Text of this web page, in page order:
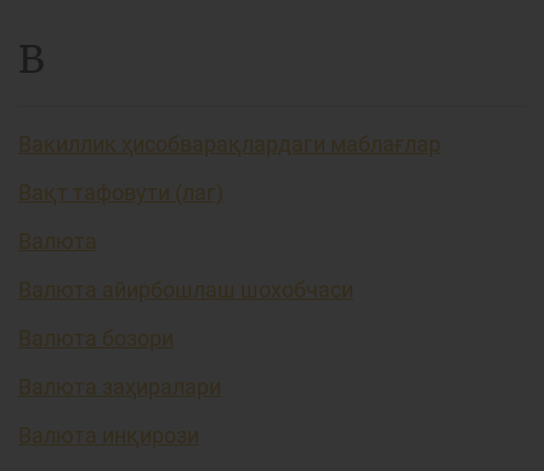
В
Вакиллик ҳисобварақлардаги маблағлар
Вақт тафовути (лаг)
Валюта
Валюта айирбошлаш шохобчаси
Валюта бозори
Валюта заҳиралари
Валюта инқирози